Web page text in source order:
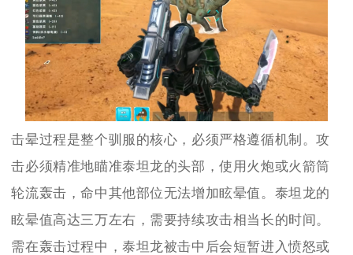
击晕过程是整个驯服的核心，必须严格遵循机制。攻
击必须精准地瞄准泰坦龙的头部，使用火炮或火箭筒
轮流轰击，命中其他部位无法增加眩晕值。泰坦龙的
眩晕值高达三万左右，需要持续攻击相当长的时间。
需在轰击过程中，泰坦龙被击中后会短暂进入愤怒或